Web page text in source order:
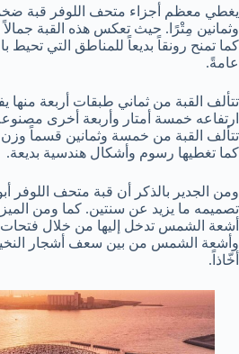
يغطي معظم أجزاء متحف اللوفر قبة
وثمانين مِتْرًا. حيث تعكس هذه القبة جمالاً
كما تمنح رونقاً بديعاً للمناطق التي تحيط
عامةً.
تتألف القبة من ثماني طبقات أربعة منها
ارتفاعه خمسة أمتار وأربعة أخرى
تتألف القبة من خمسة وثمانين قسماً
كما تغطيها رسوم وأشكال هندسية بديعة.
ومن الجدير بالذكر أن قبة متحف اللوفر
تصميمه ما يزيد عن سنتين. كما ومن
أشعة الشمس تدخل إليها من خلال فتحات
وأشعة الشمس من بين سعف أشجار
أخّاذاً.